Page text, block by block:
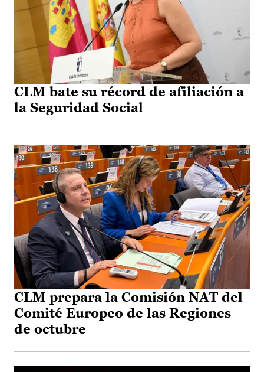
CLM bate su récord de afiliación a
la Seguridad Social
CLM prepara la Comisión NAT del
Comité Europeo de las Regiones
de octubre